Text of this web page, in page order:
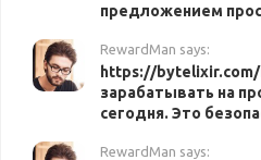
предложением
RewardMan says:
https://bytelixir.com/
зарабатывать на
сегодня. Это
RewardMan says: